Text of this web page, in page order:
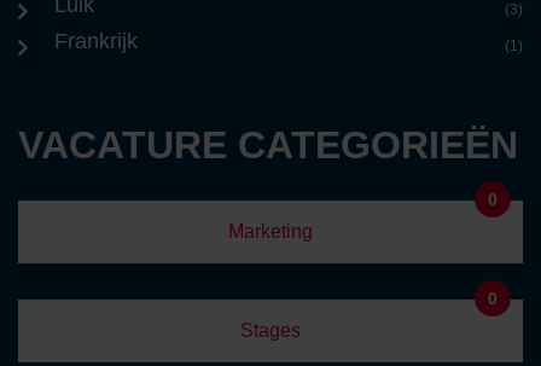
(3)
Frankrijk (1)
VACATURE CATEGORIEËN
Marketing
0
Stages
0